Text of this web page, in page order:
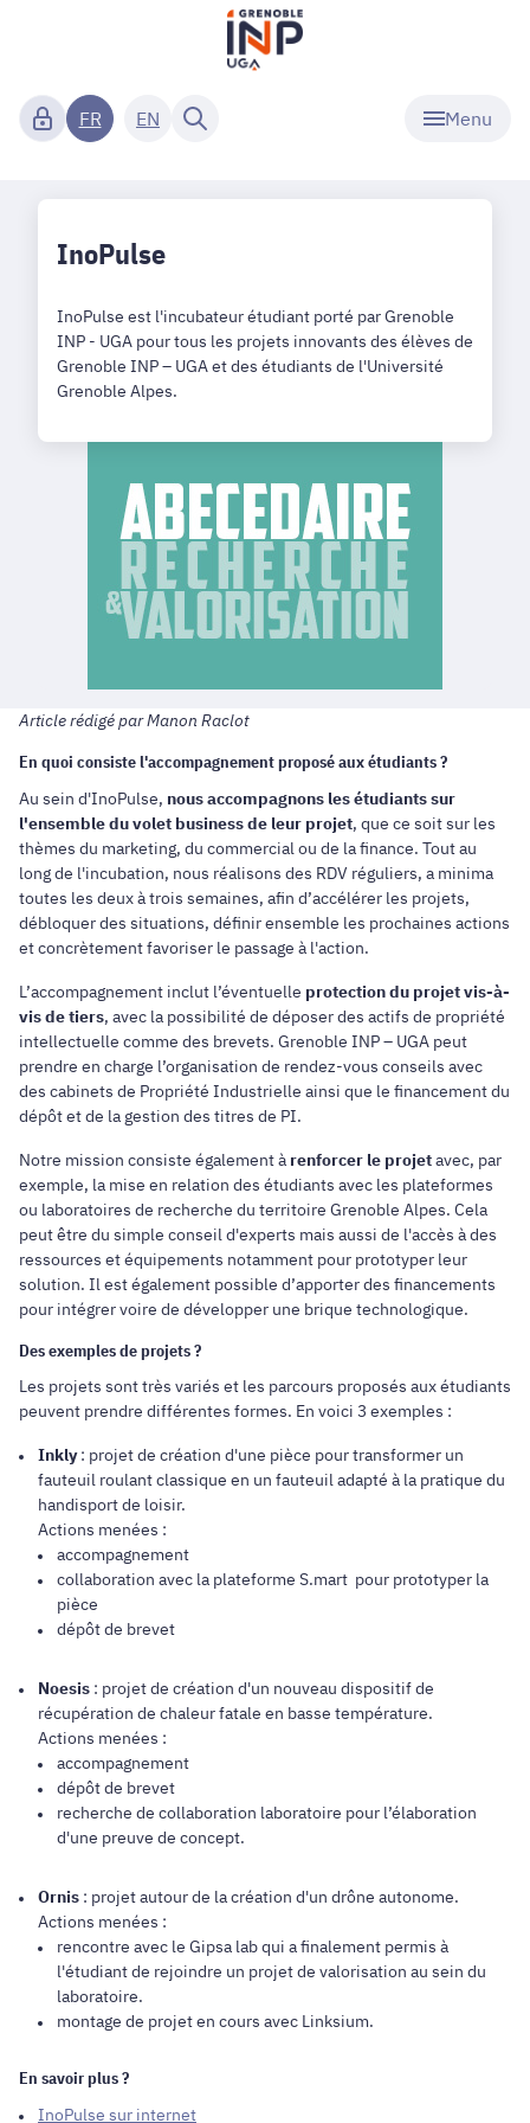
Menu
FR EN
InoPulse
InoPulse est l'incubateur étudiant porté par Grenoble
INP - UGA pour tous les projets innovants des élèves de
Grenoble INP – UGA et des étudiants de l'Université
Grenoble Alpes.
Article rédigé par Manon Raclot
En quoi consiste l'accompagnement proposé aux étudiants ?
Au sein d'InoPulse, nous accompagnons les étudiants sur
l'ensemble du volet business de leur projet, que ce soit sur les
thèmes du marketing, du commercial ou de la finance. Tout au
long de l'incubation, nous réalisons des RDV réguliers, a minima
toutes les deux à trois semaines, afin d’accélérer les projets,
débloquer des situations, définir ensemble les prochaines actions
et concrètement favoriser le passage à l'action.
L’accompagnement inclut l’éventuelle protection du projet vis-à-
vis de tiers, avec la possibilité de déposer des actifs de propriété
intellectuelle comme des brevets. Grenoble INP – UGA peut
prendre en charge l’organisation de rendez-vous conseils avec
des cabinets de Propriété Industrielle ainsi que le financement du
dépôt et de la gestion des titres de PI.
Notre mission consiste également à renforcer le projetavec, par
exemple, la mise en relation des étudiants avec les plateformes
ou laboratoires de recherche du territoire Grenoble Alpes. Cela
peut être du simple conseil d'experts mais aussi de l'accès à des
ressources et équipements notamment pour prototyper leur
solution. Il est également possible d’apporter des financements
pour intégrer voire de développer une brique technologique.
Des exemples de projets ?
Les projets sont très variés et les parcours proposés aux étudiants
peuvent prendre différentes formes. En voici 3 exemples :
Inkly: projet de création d'une pièce pour transformer un
fauteuil roulant classique en un fauteuil adapté à la pratique du
handisport de loisir.
Actions menées :
accompagnement
collaboration avec la plateforme S.mart pour prototyper la
pièce
dépôt de brevet
Noesis : projet de création d'un nouveau dispositif de
récupération de chaleur fatale en basse température.
​​​​​​​Actions menées :
accompagnement
dépôt de brevet
recherche de collaboration laboratoire pour l’élaboration
d'une preuve de concept.
Ornis : projet autour de la création d'un drône autonome.
Actions menées :
rencontre avec le Gipsa lab qui a finalement permis à
l'étudiant de rejoindre un projet de valorisation au sein du
laboratoire.
montage de projet en cours avec Linksium.
En savoir plus ?
InoPulse sur internet